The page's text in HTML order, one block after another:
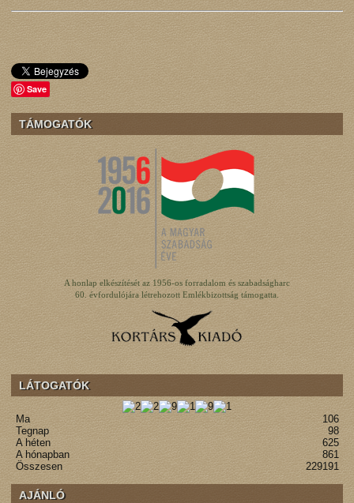
Save
TÁMOGATÓK
A honlap elkészítését az 1956-os forradalom és szabadságharc
60. évfordulójára létrehozott Emlékbizottság támogatta.
LÁTOGATÓK
Ma
106
Tegnap
98
A héten
625
A hónapban
861
Összesen
229191
AJÁNLÓ